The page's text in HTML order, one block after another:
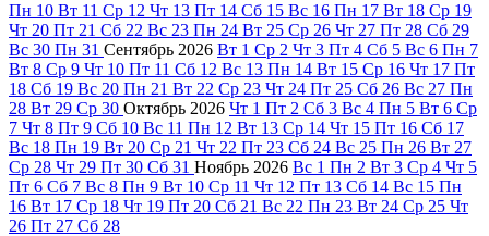
Пн 10 Вт 11 Ср 12 Чт 13 Пт 14 Сб 15 Вс 16 Пн 17 Вт 18 Ср 19
Чт 20 Пт 21 Сб 22 Вс 23 Пн 24 Вт 25 Ср 26 Чт 27 Пт 28 Сб 29
Вс 30 Пн 31 Сентябрь 2026 Вт 1 Ср 2 Чт 3 Пт 4 Сб 5 Вс 6 Пн 7
Вт 8 Ср 9 Чт 10 Пт 11 Сб 12 Вс 13 Пн 14 Вт 15 Ср 16 Чт 17 Пт
18 Сб 19 Вс 20 Пн 21 Вт 22 Ср 23 Чт 24 Пт 25 Сб 26 Вс 27 Пн
28 Вт 29 Ср 30 Октябрь 2026 Чт 1 Пт 2 Сб 3 Вс 4 Пн 5 Вт 6 Ср
7 Чт 8 Пт 9 Сб 10 Вс 11 Пн 12 Вт 13 Ср 14 Чт 15 Пт 16 Сб 17
Вс 18 Пн 19 Вт 20 Ср 21 Чт 22 Пт 23 Сб 24 Вс 25 Пн 26 Вт 27
Ср 28 Чт 29 Пт 30 Сб 31 Ноябрь 2026 Вс 1 Пн 2 Вт 3 Ср 4 Чт 5
Пт 6 Сб 7 Вс 8 Пн 9 Вт 10 Ср 11 Чт 12 Пт 13 Сб 14 Вс 15 Пн
16 Вт 17 Ср 18 Чт 19 Пт 20 Сб 21 Вс 22 Пн 23 Вт 24 Ср 25 Чт
26 Пт 27 Сб 28